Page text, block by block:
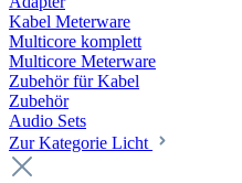
Kabel Meterware
Multicore komplett
Multicore Meterware
Zubehör für Kabel
Zubehör
Audio Sets
Zur Kategorie Licht